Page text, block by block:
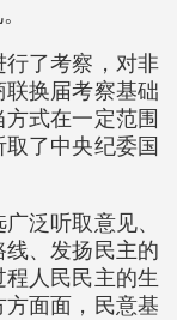
了考察，对非
换届考察基础
式在一定范围
了中央纪委国
泛听取意见、
、发扬民主的
人民民主的生
面面，民意基